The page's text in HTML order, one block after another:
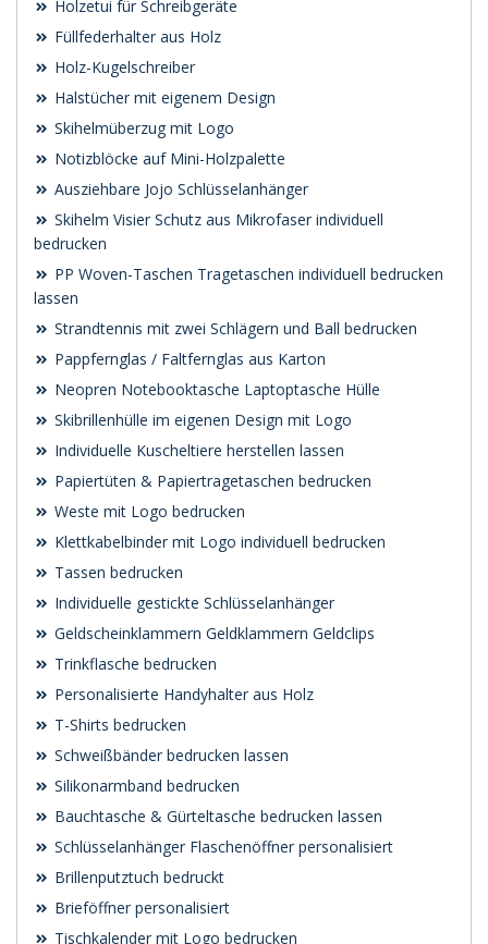
Holzetui für Schreibgeräte
Füllfederhalter aus Holz
Holz-Kugelschreiber
Halstücher mit eigenem Design
Skihelmüberzug mit Logo
Notizblöcke auf Mini-Holzpalette
Ausziehbare Jojo Schlüsselanhänger
Skihelm Visier Schutz aus Mikrofaser individuell
bedrucken
PP Woven-Taschen Tragetaschen individuell bedrucken
lassen
Strandtennis mit zwei Schlägern und Ball bedrucken
Pappfernglas / Faltfernglas aus Karton
Neopren Notebooktasche Laptoptasche Hülle
Skibrillenhülle im eigenen Design mit Logo
Individuelle Kuscheltiere herstellen lassen
Papiertüten & Papiertragetaschen bedrucken
Weste mit Logo bedrucken
Klettkabelbinder mit Logo individuell bedrucken
Tassen bedrucken
Individuelle gestickte Schlüsselanhänger
Geldscheinklammern Geldklammern Geldclips
Trinkflasche bedrucken
Personalisierte Handyhalter aus Holz
T-Shirts bedrucken
Schweißbänder bedrucken lassen
Silikonarmband bedrucken
Bauchtasche & Gürteltasche bedrucken lassen
Schlüsselanhänger Flaschenöffner personalisiert
Brillenputztuch bedruckt
Brieföffner personalisiert
Tischkalender mit Logo bedrucken